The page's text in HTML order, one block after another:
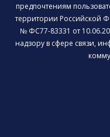
предпочтениям
территории Российской
№ ФС77-83331 от
надзору в сфере связи,